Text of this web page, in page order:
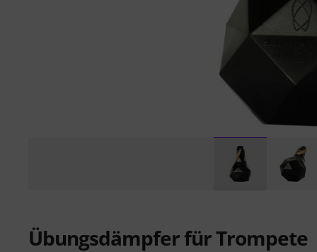
Übungsdämpfer für Trompete